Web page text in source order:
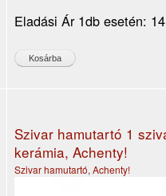
Eladási Ár 1db esetén:
Szivar hamutartó 1
kerámia, Achenty!
Szivar hamutartó, Achenty!